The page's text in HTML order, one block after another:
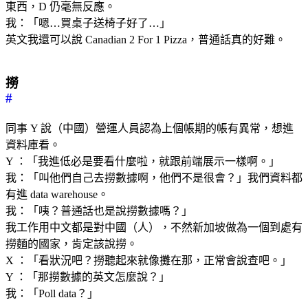
東西，D 仍毫無反應。
我：「嗯…買桌子送椅子好了…」
英文我還可以說 Canadian 2 For 1 Pizza，普通話真的好難。
撈
#
同事 Y 說（中國）營運人員認為上個帳期的帳有異常，想進
資料庫看。
Y ：「我進低必是要看什麼啦，就跟前端展示一樣啊。」
我：「叫他們自己去撈數據啊，他們不是很會？」我們資料都
有進 data warehouse。
我：「咦？普通話也是說撈數據嗎？」
我工作用中文都是對中國（人），不然新加坡做為一個到處有
撈麵的國家，肯定該說撈。
X ：「看狀況吧？撈聽起來就像攤在那，正常會說查吧。」
Y ：「那撈數據的英文怎麼說？」
我：「Poll data？」